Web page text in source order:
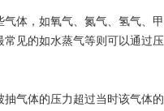
体，如氧气、氮气、氢气、
见的如水蒸气等则可以通过
气体的压力超过当时该气体